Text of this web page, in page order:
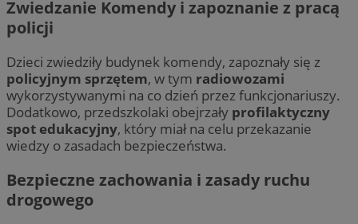
Zwiedzanie Komendy i zapoznanie z pracą
policji
Dzieci zwiedziły budynek komendy, zapoznały się z
policyjnym sprzętem, w tym radiowozami
wykorzystywanymi na co dzień przez funkcjonariuszy.
Dodatkowo, przedszkolaki obejrzały profilaktyczny
spot edukacyjny, który miał na celu przekazanie
wiedzy o zasadach bezpieczeństwa.
Bezpieczne zachowania i zasady ruchu
drogowego